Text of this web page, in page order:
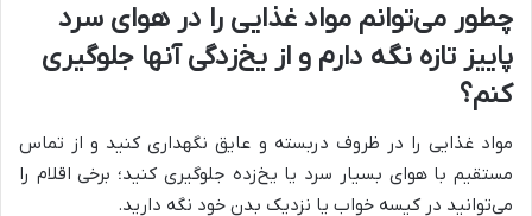
چطور می‌توانم مواد غذایی را در هوای سرد
پاییز تازه نگه دارم و از یخ‌زدگی آنها جلوگیری
کنم؟
مواد غذایی را در ظروف دربسته و عایق نگهداری کنید و از تماس
مستقیم با هوای بسیار سرد یا یخ‌زده جلوگیری کنید؛ برخی اقلام را
می‌توانید در کیسه خواب یا نزدیک بدن خود نگه دارید.